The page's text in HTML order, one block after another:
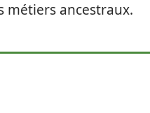
métiers ancestraux.